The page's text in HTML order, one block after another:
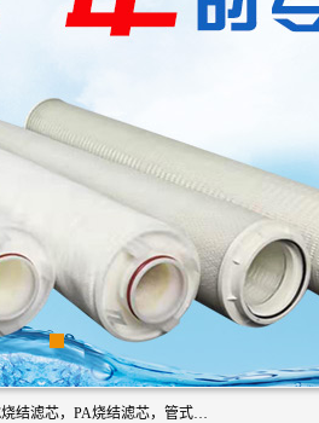
广州滤源过滤器材有限公司主营经营产品有：PTFE烧结滤芯、PE滤芯，烧结滤芯，PE烧结滤芯，PA烧结滤芯，管式膜支撑管，真空上料机滤芯，粉末烧结滤芯，止溢滤芯，吸头滤芯，湿化瓶滤芯、不锈钢烧结滤芯等。公司现拥有一批精干的管理人员和一支高素质的技术队伍，舒适优雅的办公环境和拥有全新现代化标准厂房。